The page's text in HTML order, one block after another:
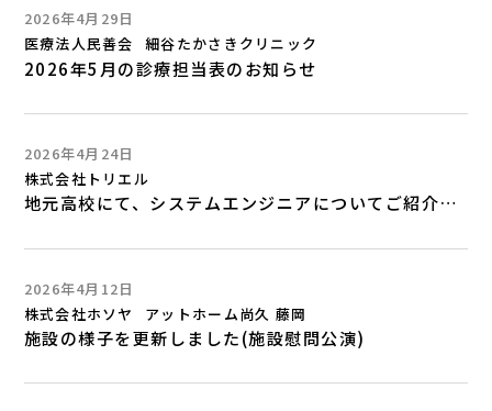
2026年4月29日
医療法人民善会
細谷たかさきクリニック
2026年5月の診療担当表のお知らせ
2026年4月24日
株式会社トリエル
地元高校にて、システムエンジニアについてご紹介しました！
2026年4月12日
株式会社ホソヤ
アットホーム尚久 藤岡
施設の様子を更新しました(施設慰問公演)